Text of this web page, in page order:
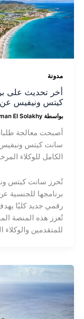
مدونة
أخر تحديث على
كيتس ونيفيس عن
بواسطة El Solakhy
أصبحت معالجة
سانت كيتس ونيفيس
الكامل للوكلاء
تُحرز سانت كيتس
رقمي جديد كليًا
تُعزز هذه المنصة
للمتقدمين والوكلاء